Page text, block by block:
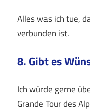
Alles was ich tue,
verbunden ist.
8. Gibt es
Ich würde gerne
Grande Tour des